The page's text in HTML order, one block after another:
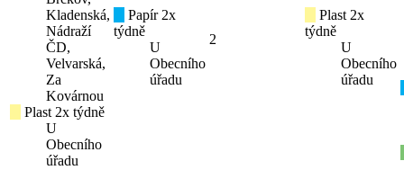
Kladenská,
Nádraží
ČD,
Velvarská,
Za
Kovárnou
Plast 2x týdně
U
Obecního
úřadu
Papír 2x
týdně
U
Obecního
úřadu
2
Plast 2x
týdně
U
Obecního
úřadu